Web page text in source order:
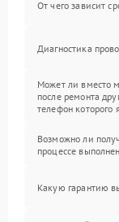
От чего зависит
Диагностика
Может ли вместо
после ремонта
телефон которого
Возможно ли
процессе
Какую гарантию